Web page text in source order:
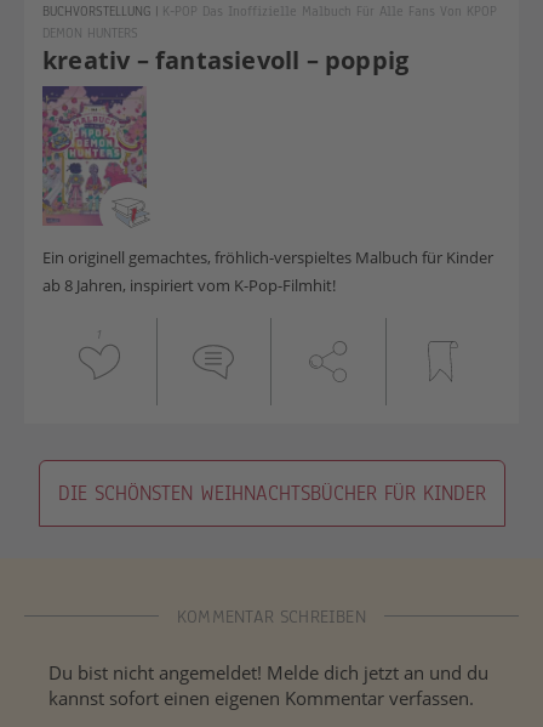
kreativ – fantasievoll – poppig
BUCHVORSTELLUNG | K-POP Das Inoffizielle Malbuch Für Alle Fans Von KPOP
DEMON HUNTERS
Ein originell gemachtes, fröhlich-verspieltes Malbuch für Kinder
ab 8 Jahren, inspiriert vom K-Pop-Filmhit!
1
DIE SCHÖNSTEN WEIHNACHTSBÜCHER FÜR KINDER
KOMMENTAR SCHREIBEN
Du bist nicht angemeldet! Melde dich jetzt an und du
kannst sofort einen eigenen Kommentar verfassen.